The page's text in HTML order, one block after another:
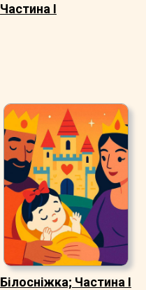
Частина I
Білосніжка; Частина I